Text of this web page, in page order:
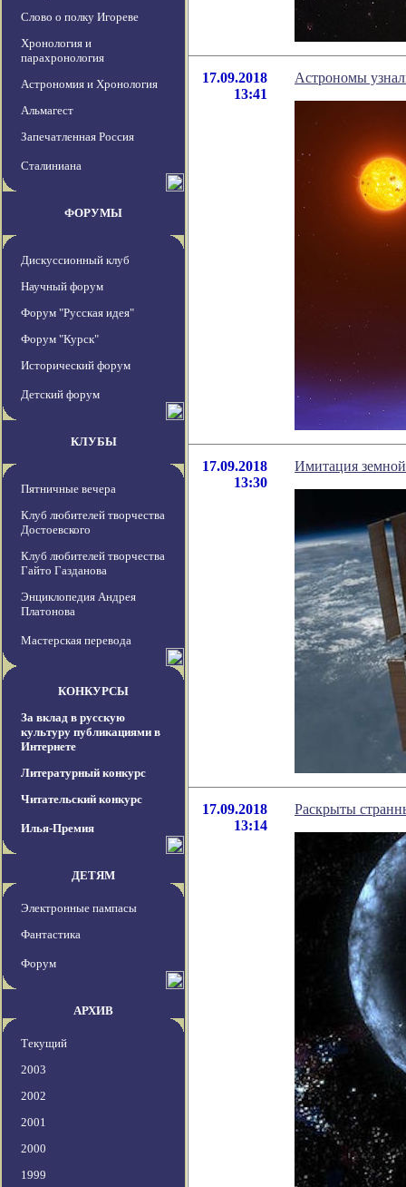
Слово о полку Игореве
Хронология и
парахронология
Астрономия и Хронология
Альмагест
Запечатленная Россия
Сталиниана
ФОРУМЫ
Дискуссионный клуб
Научный форум
Форум "Русская идея"
Форум "Курск"
Исторический форум
Детский форум
КЛУБЫ
Пятничные вечера
Клуб любителей творчества
Достоевского
Клуб любителей творчества
Гайто Газданова
Энциклопедия Андрея
Платонова
Мастерская перевода
КОНКУРСЫ
За вклад в русскую
культуру публикациями в
Интернете
Литературный конкурс
Читательский конкурс
Илья-Премия
ДЕТЯМ
Электронные пампасы
Фантастика
Форум
АРХИВ
Текущий
2003
2002
2001
2000
1999
17.09.2018
13:41
Астрономы
17.09.2018
13:30
Имитация
17.09.2018
13:14
Раскрыты